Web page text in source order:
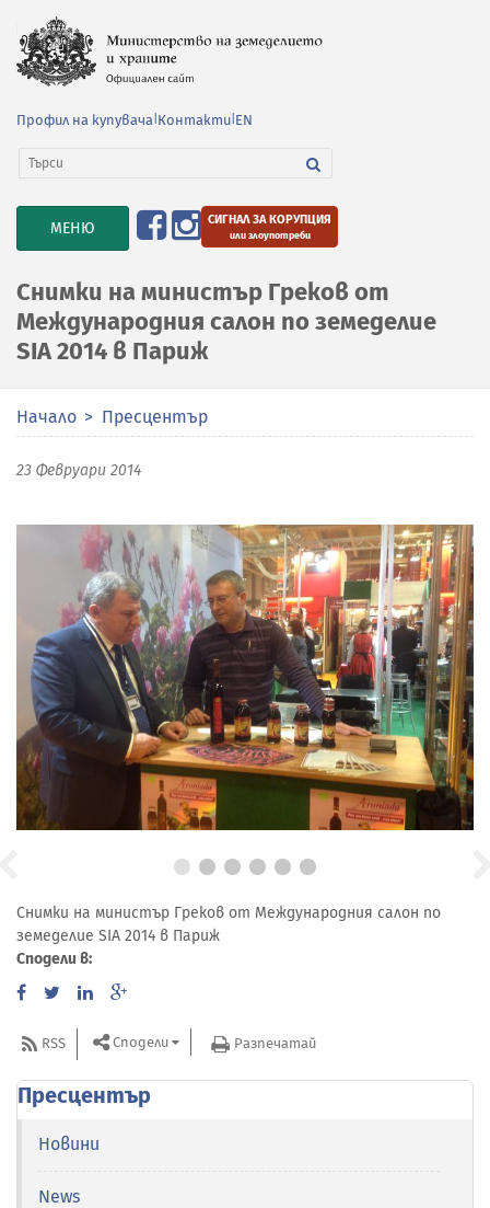
Профил на купувача Контакти EN
TOGGLE
NAVIGATION
МЕНЮ СИГНАЛ ЗА КОРУПЦИЯ
или злоупотреби
Снимки на министър Греков от
Международния салон по земеделие
SIA 2014 в Париж
Начало Пресцентър
23 Февруари 2014
Снимки на министър Греков от Международния салон по
земеделие SIA 2014 в Париж
Сподели в:
RSS Сподели Разпечатай
Пресцентър
Новини
News